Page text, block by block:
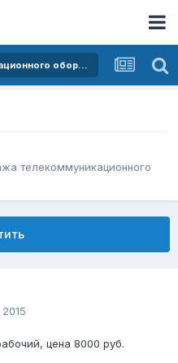
Покупка и продажа телекоммуникационного оборудования
телекоммуникационного
цена 8000 руб.